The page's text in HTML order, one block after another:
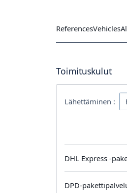
ReferencesVehicles
Toimituskulut
Lähettäminen :
DHL Express -
DPD-